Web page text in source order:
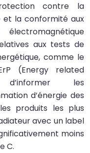
contre la
et la conformité aux
aux tests de
comme le
(Energy related
les
d’énergie des
produits les plus
avec un label
moins
C.